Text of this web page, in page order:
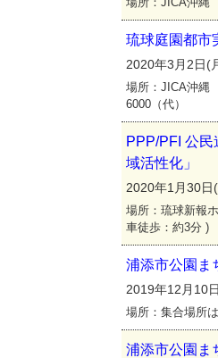
琉球庭園都市
2020年3月2日(
場所：JICA沖縄
6000（代）
PPP/PFI 公
域活
2020年1月30
場所：琉球新報
車徒歩：約3分 )
浦添市公園ま
2019年12月10
場所：集合場所
浦添市公園